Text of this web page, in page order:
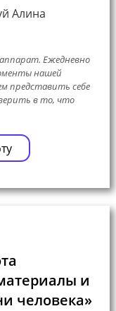
Алина
Ежедневно
нашей
представить себе
в то, что
и
человека»